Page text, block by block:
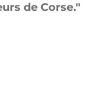
de Corse.